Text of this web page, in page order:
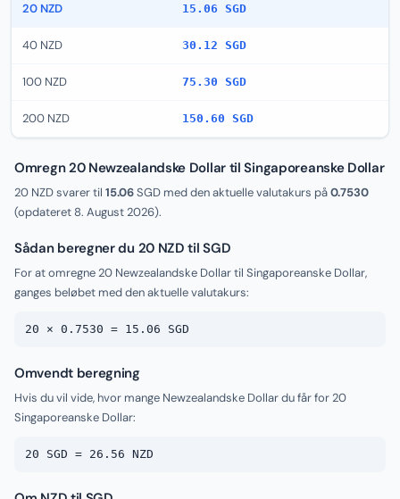
20 NZD 15.06 SGD
40 NZD 30.12 SGD
100 NZD 75.30 SGD
200 NZD 150.60 SGD
Omregn 20 Newzealandske Dollar til Singaporeanske Dollar
20 NZD svarer til 15.06SGD med den aktuelle valutakurs på0.7530
(opdateret 8. August 2026).
Sådan beregner du 20 NZD til SGD
For at omregne 20 Newzealandske Dollar til Singaporeanske Dollar,
ganges beløbet med den aktuelle valutakurs:
20 × 0.7530 = 15.06 SGD
Omvendt beregning
Hvis du vil vide, hvor mange Newzealandske Dollar du får for 20
Singaporeanske Dollar:
20 SGD = 26.56 NZD